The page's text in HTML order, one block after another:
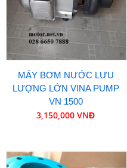
MÁY BƠM NƯỚC LƯU
LƯỢNG LỚN VINA PUMP
VN 1500
3,150,000 VNĐ